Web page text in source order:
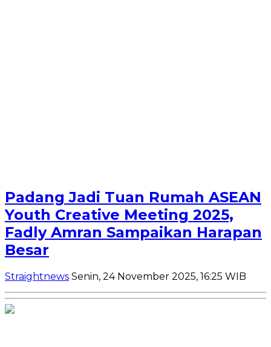
Padang Jadi Tuan Rumah ASEAN
Youth Creative Meeting 2025,
Fadly Amran Sampaikan Harapan
Besar
Straightnews Senin, 24 November 2025, 16:25 WIB